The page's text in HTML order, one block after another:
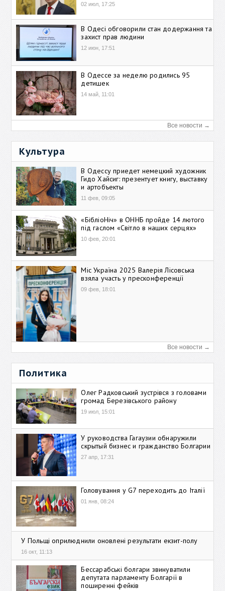
02 июл, 17:25
В Одесі обговорили стан додержання та
захист прав людини
12 июн, 17:51
В Одессе за неделю родились 95
детишек
14 май, 11:01
Все новости →
Культура
В Одессу приедет немецкий художник
Гидо Хайсиг: презентует книгу, выставку
и артобъекты
11 фев, 09:05
«БібліоНіч» в ОННБ пройде 14 лютого
під гаслом «Світло в наших серцях»
10 фев, 20:01
Міс Україна 2025 Валерія Лісовська
взяла участь у пресконференції
09 фев, 18:01
Все новости →
Политика
Олег Радковський зустрівся з головами
громад Березівського району
19 июл, 15:01
У руководства Гагаузии обнаружили
скрытый бизнес и гражданство Болгарии
27 апр, 17:31
Головування у G7 переходить до Італії
01 янв, 08:24
У Польщі оприлюднили оновлені результати екзит-полу
16 окт, 11:13
Бессарабські болгари звинуватили
депутата парламенту Болгарії в
поширенні фейків